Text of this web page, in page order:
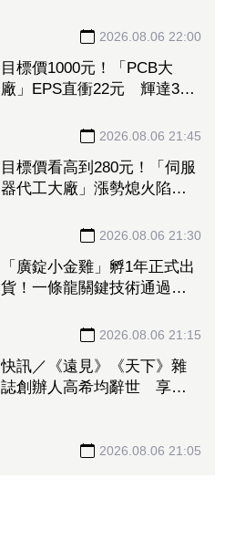
2026.08.06 22:00
目標價1000元！「PCB大
廠」EPS直衝22元 輝達3年
2026.08.06 21:45
目標價看高到280元！「伺服
器代工大廠」漲勢熄火陷連2
張、抽回21億元2026.08.06 21:30
「廣錠小金雞」孵1年正式出
貨！一條龍關鍵技術通過驗
2026.08.06 21:15
快訊／《遠見》《天下》雜
誌創辦人高希均辭世 享耆
2026.08.06 21:05